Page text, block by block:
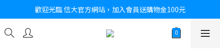
歡迎光臨 信大官方網站，加入會員送購物金100元